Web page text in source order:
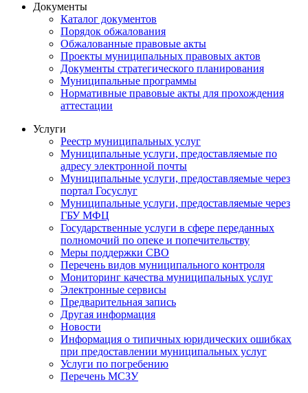
Документы
Каталог документов
Порядок обжалования
Обжалованные правовые акты
Проекты муниципальных правовых актов
Документы стратегического планирования
Муниципальные программы
Нормативные правовые акты для прохождения
аттестации
Услуги
Реестр муниципальных услуг
Муниципальные услуги, предоставляемые по
адресу электронной почты
Муниципальные услуги, предоставляемые через
портал Госуслуг
Муниципальные услуги, предоставляемые через
ГБУ МФЦ
Государственные услуги в сфере переданных
полномочий по опеке и попечительству
Меры поддержки СВО
Перечень видов муниципального контроля
Мониторинг качества муниципальных услуг
Электронные сервисы
Предварительная запись
Другая информация
Новости
Информация о типичных юридических ошибках
при предоставлении муниципальных услуг
Услуги по погребению
Перечень МСЗУ